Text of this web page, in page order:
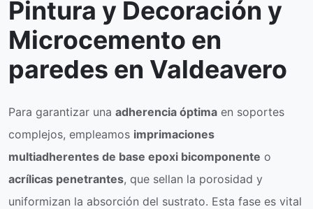
Pintura y Decoración y
Microcemento en
paredes en Valdeavero
Para garantizar una adherencia óptima en soportes
complejos, empleamos imprimaciones
multiadherentes de base epoxi bicomponente o
acrílicas penetrantes, que sellan la porosidad y
uniformizan la absorción del sustrato. Esta fase es vital